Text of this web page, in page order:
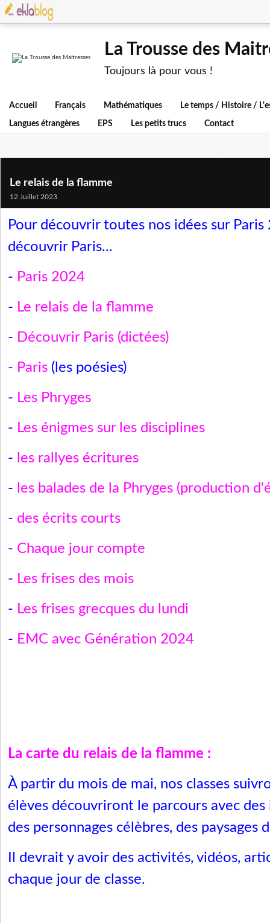
La Trousse des
Toujours là pour vous !
Accueil Français Mathématiques Le temps / Histoire /
Langues étrangères EPS Les petits trucs Contact
Le relais de la flamme
12 Juillet 2023
Pour découvrir toutes nos idées sur
découvrir Paris...
- Paris 2024
- Le relais de la flamme
- Découvrir Paris (dictées)
- Paris (les poésies)
- Les Phryges
- Les énigmes sur les disciplines
- les rallyes écritures
- les balades de la Phryges (production
- des écrits courts
- Chaque jour compte
- Les frises des mois
- Les frises grecques du lundi
- EMC avec Génération 2024
La carte du relais de la flamme :
À partir du mois de mai, nos classes
élèves découvriront le parcours avec
des personnages célèbres, des paysages
Il devrait y avoir des activités, vidéos,
chaque jour de classe.